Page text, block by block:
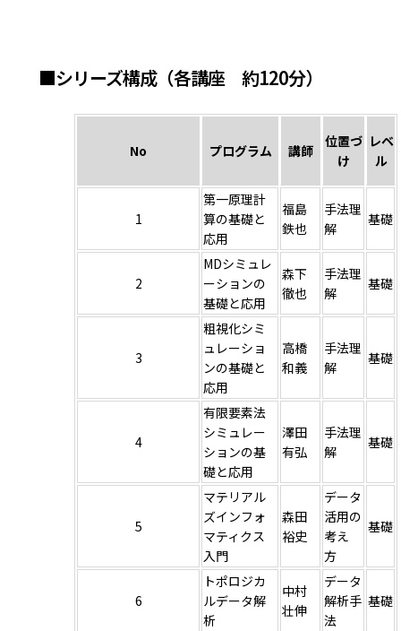
■シリーズ構成（各講座 約120分）
No プログラム 講師
位置づ
け
レベ
ル
1
第一原理計
算の基礎と
応用
福島
鉄也
手法理
解
基礎
2
MDシミュレ
ーションの
基礎と応用
森下
徹也
手法理
解
基礎
3
粗視化シミ
ュレーショ
ンの基礎と
応用
高橋
和義
手法理
解
基礎
4
有限要素法
シミュレー
ションの基
礎と応用
澤田
有弘
手法理
解
基礎
5
マテリアル
ズインフォ
マティクス
入門
森田
裕史
データ
活用の
考え
方
基礎
6
トポロジカ
ルデータ解
析
中村
壮伸
データ
解析手
法
基礎